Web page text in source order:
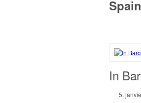
Spain
In
5.